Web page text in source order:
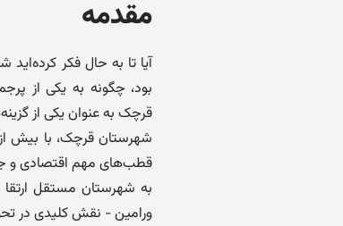
مقدمه
بود، چگونه به یکی از
قرچک به عنوان یکی از
به شهرستان مستقل ارتقا
ورامین - نقش کلیدی در